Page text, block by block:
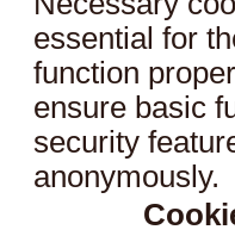
essential for
function
ensure basic
security
anonymously.